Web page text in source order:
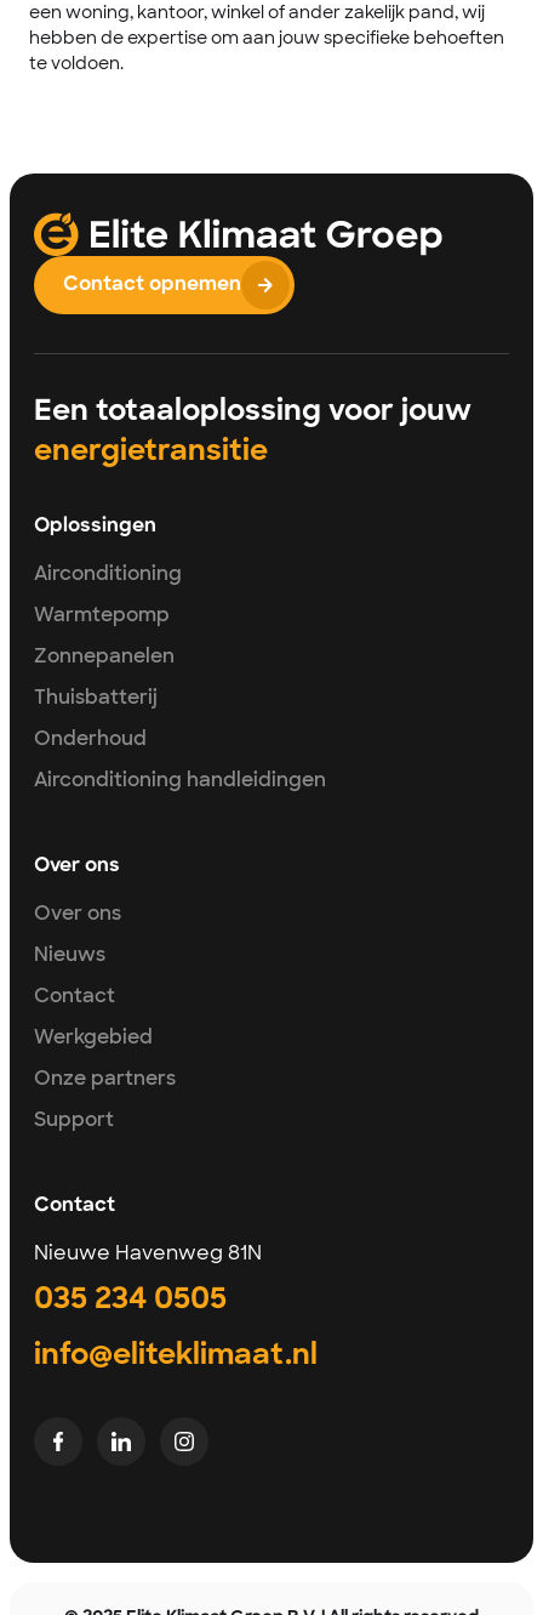
een woning, kantoor, winkel of ander zakelijk pand, wij
hebben de expertise om aan jouw specifieke behoeften
te voldoen.
Contact opnemen
Een totaaloplossing voor jouw
energietransitie
Oplossingen
Airconditioning
Warmtepomp
Zonnepanelen
Thuisbatterij
Onderhoud
Airconditioning handleidingen
Over ons
Over ons
Nieuws
Contact
Werkgebied
Onze partners
Support
Contact
Nieuwe Havenweg 81N
035 234 0505
info@eliteklimaat.nl